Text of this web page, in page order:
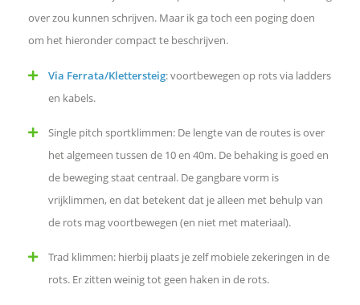
L
k
t
over zou kunnen schrijven. Maar ik ga toch een poging doen
om het hieronder compact te beschrijven.
Via Ferrata/Klettersteig: voortbewegen op rots via ladders
en kabels.
Single pitch sportklimmen: De lengte van de routes is over
het algemeen tussen de 10 en 40m. De behaking is goed en
de beweging staat centraal. De gangbare vorm is
vrijklimmen, en dat betekent dat je alleen met behulp van
de rots mag voortbewegen (en niet met materiaal).
Trad klimmen: hierbij plaats je zelf mobiele zekeringen in de
rots. Er zitten weinig tot geen haken in de rots.